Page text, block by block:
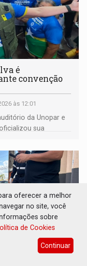
é
convenção
às 12:01
da Unopar e
sua
oferecer a melhor
no site, você
sobre
de Cookies
Continuar